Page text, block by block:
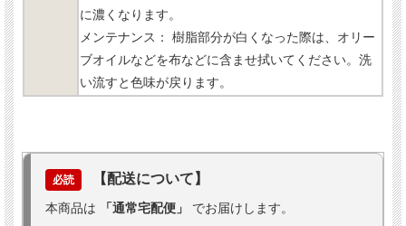
に濃くなります。
メンテナンス： 樹脂部分が白くなった際は、オリー
ブオイルなどを布などに含ませ拭いてください。洗
い流すと色味が戻ります。
必読 【配送について】
本商品は 「通常宅配便」 でお届けします。